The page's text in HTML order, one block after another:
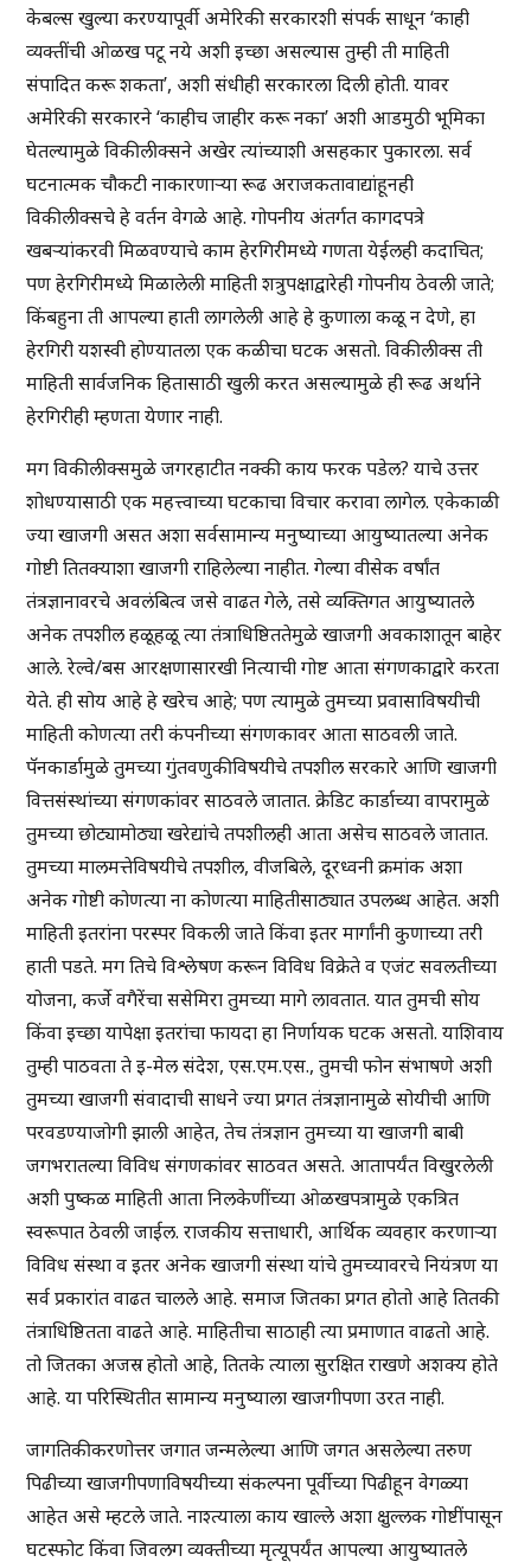
केबल्स खुल्या करण्यापूर्वी अमेरिकी सरकारशी संपर्क साधून ‘काही
व्यक्तींची ओळख पटू नये अशी इच्छा असल्यास तुम्ही ती माहिती
संपादित करू शकता’, अशी संधीही सरकारला दिली होती. यावर
अमेरिकी सरकारने ‘काहीच जाहीर करू नका’ अशी आडमुठी भूमिका
घेतल्यामुळे विकीलीक्सने अखेर त्यांच्याशी असहकार पुकारला. सर्व
घटनात्मक चौकटी नाकारणाऱ्या रूढ अराजकतावाद्यांहूनही
विकीलीक्सचे हे वर्तन वेगळे आहे. गोपनीय अंतर्गत कागदपत्रे
खबऱ्यांकरवी मिळवण्याचे काम हेरगिरीमध्ये गणता येईलही कदाचित;
पण हेरगिरीमध्ये मिळालेली माहिती शत्रुपक्षाद्वारेही गोपनीय ठेवली जाते;
किंबहुना ती आपल्या हाती लागलेली आहे हे कुणाला कळू न देणे, हा
हेरगिरी यशस्वी होण्यातला एक कळीचा घटक असतो. विकीलीक्स ती
माहिती सार्वजनिक हितासाठी खुली करत असल्यामुळे ही रूढ अर्थाने
हेरगिरीही म्हणता येणार नाही.
मग विकीलीक्समुळे जगरहाटीत नक्की काय फरक पडेल? याचे उत्तर
शोधण्यासाठी एक महत्त्वाच्या घटकाचा विचार करावा लागेल. एकेकाळी
ज्या खाजगी असत अशा सर्वसामान्य मनुष्याच्या आयुष्यातल्या अनेक
गोष्टी तितक्याशा खाजगी राहिलेल्या नाहीत. गेल्या वीसेक वर्षांत
तंत्रज्ञानावरचे अवलंबित्व जसे वाढत गेले, तसे व्यक्तिगत आयुष्यातले
अनेक तपशील हळूहळू त्या तंत्राधिष्ठिततेमुळे खाजगी अवकाशातून बाहेर
आले. रेल्वे/बस आरक्षणासारखी नित्याची गोष्ट आता संगणकाद्वारे करता
येते. ही सोय आहे हे खरेच आहे; पण त्यामुळे तुमच्या प्रवासाविषयीची
माहिती कोणत्या तरी कंपनीच्या संगणकावर आता साठवली जाते.
पॅनकार्डामुळे तुमच्या गुंतवणुकीविषयीचे तपशील सरकारे आणि खाजगी
वित्तसंस्थांच्या संगणकांवर साठवले जातात. क्रेडिट कार्डाच्या वापरामुळे
तुमच्या छोट्यामोठ्या खरेद्यांचे तपशीलही आता असेच साठवले जातात.
तुमच्या मालमत्तेविषयीचे तपशील, वीजबिले, दूरध्वनी क्रमांक अशा
अनेक गोष्टी कोणत्या ना कोणत्या माहितीसाठ्यात उपलब्ध आहेत. अशी
माहिती इतरांना परस्पर विकली जाते किंवा इतर मार्गांनी कुणाच्या तरी
हाती पडते. मग तिचे विश्लेषण करून विविध विक्रेते व एजंट सवलतीच्या
योजना, कर्जे वगैरेंचा ससेमिरा तुमच्या मागे लावतात. यात तुमची सोय
किंवा इच्छा यापेक्षा इतरांचा फायदा हा निर्णायक घटक असतो. याशिवाय
तुम्ही पाठवता ते इ-मेल संदेश, एस.एम.एस., तुमची फोन संभाषणे अशी
तुमच्या खाजगी संवादाची साधने ज्या प्रगत तंत्रज्ञानामुळे सोयीची आणि
परवडण्याजोगी झाली आहेत, तेच तंत्रज्ञान तुमच्या या खाजगी बाबी
जगभरातल्या विविध संगणकांवर साठवत असते. आतापर्यंत विखुरलेली
अशी पुष्कळ माहिती आता निलकेणींच्या ओळखपत्रामुळे एकत्रित
स्वरूपात ठेवली जाईल. राजकीय सत्ताधारी, आर्थिक व्यवहार करणाऱ्या
विविध संस्था व इतर अनेक खाजगी संस्था यांचे तुमच्यावरचे नियंत्रण या
सर्व प्रकारांत वाढत चालले आहे. समाज जितका प्रगत होतो आहे तितकी
तंत्राधिष्ठितता वाढते आहे. माहितीचा साठाही त्या प्रमाणात वाढतो आहे.
तो जितका अजस्र होतो आहे, तितके त्याला सुरक्षित राखणे अशक्य होते
आहे. या परिस्थितीत सामान्य मनुष्याला खाजगीपणा उरत नाही.
जागतिकीकरणोत्तर जगात जन्मलेल्या आणि जगत असलेल्या तरुण
पिढीच्या खाजगीपणाविषयीच्या संकल्पना पूर्वीच्या पिढीहून वेगळ्या
आहेत असे म्हटले जाते. नाश्त्याला काय खाल्ले अशा क्षुल्लक गोष्टींपासून
घटस्फोट किंवा जिवलग व्यक्तीच्या मृत्यूपर्यंत आपल्या आयुष्यातले